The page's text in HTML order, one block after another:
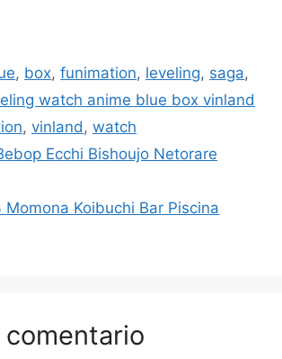
, box,funimation, leveling, saga,
watch anime blue box vinland
, vinland , watch
Ecchi Bishoujo Netorare
Koibuchi Bar Piscina
comentario